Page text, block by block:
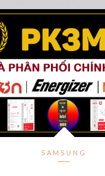
SAMSUNG